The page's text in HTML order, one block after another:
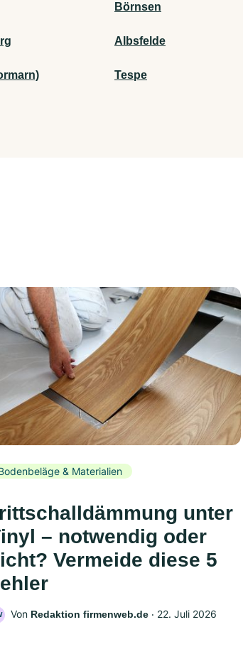
Börnsen
Albsfelde
Tespe
& Materialien
unter
– notwendig oder
Vermeide diese 5
Von Redaktion firmenweb.de ‧ 22. Juli 2026